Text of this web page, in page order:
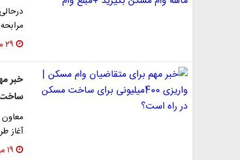
مرابحه
۲۹ مهر ۱۴۰۳
آغاز
۱۹ مهر ۱۴۰۳